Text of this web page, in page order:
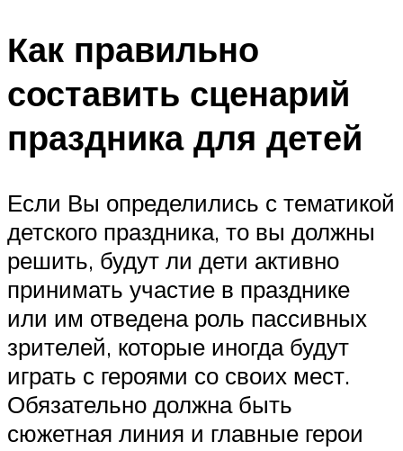
Как правильно
составить сценарий
праздника для детей
Если Вы определились с тематикой
детского праздника, то вы должны
решить, будут ли дети активно
принимать участие в празднике
или им отведена роль пассивных
зрителей, которые иногда будут
играть с героями со своих мест.
Обязательно должна быть
сюжетная линия и главные герои